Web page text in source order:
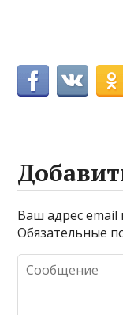
Ваш адрес email
Обязательные